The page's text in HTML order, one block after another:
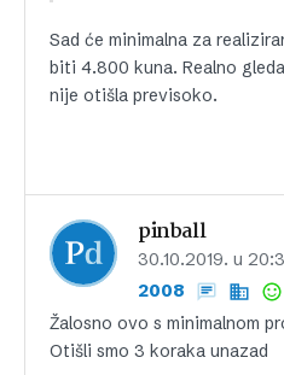
Sad će minimalna za
biti 4.800 kuna. Realno
nije otišla previsoko.
pinball
30.10.2019. u
2008
Žalosno ovo s minimalnom
Otišli smo 3 koraka unazad